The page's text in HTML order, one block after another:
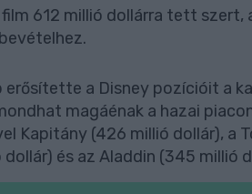
612 millió dollárra tett szert,
a Disney pozícióit a
magáénak a hazai
Kapitány (426 millió dollár), a
és az Aladdin (345 millió